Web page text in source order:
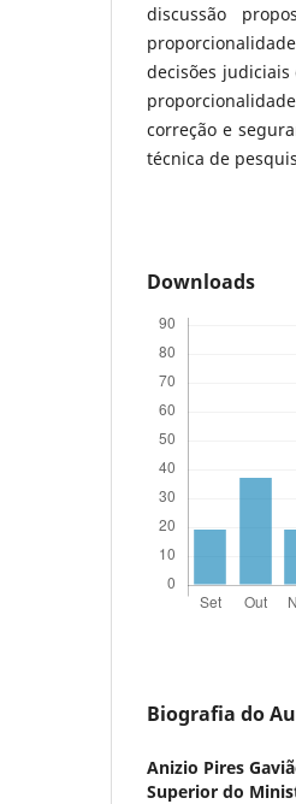
discussão
decisões
correção e
técnica de
Downloads
Biografia do
Anizio Pires
Superior do